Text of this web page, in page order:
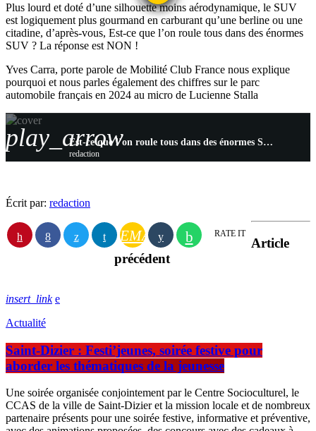
Plus lourd et doté d’une silhouette moins aérodynamique, le SUV
est logiquement plus gourmand en carburant qu’une berline ou une
citadine, d’après-vous, Est-ce que l’on roule tous dans des énormes
SUV ? La réponse est NON !
Yves Carra, porte parole de Mobilité Club France nous explique
pourquoi et nous parles également des chiffres sur le parc
automobile français en 2024 au micro de Lucienne Stalla
play_arrow Est-ce que l’on roule tous dans des énormes SUV ? Notre sujet avec Mobilité Club Francec
redaction
Écrit par: redaction
EMAIL RATE IT
Article
précédent
insert_link
Actualité
Saint-Dizier : Festi’jeunes, soirée festive pour
aborder les thématiques de la jeunesse
Une soirée organisée conjointement par le Centre Socioculturel, le
CCAS de la ville de Saint-Dizier et la mission locale et de nombreux
partenaire présents pour une soirée festive, informative et préventive,